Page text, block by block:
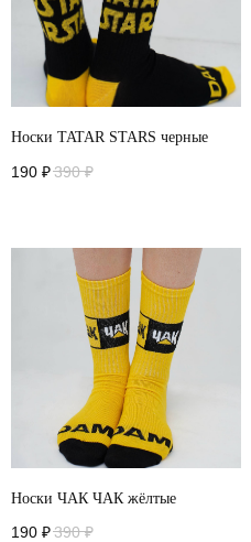
Носки TATAR STARS черные
190 ₽390 ₽
Носки ЧАК ЧАК жёлтые
190 ₽390 ₽